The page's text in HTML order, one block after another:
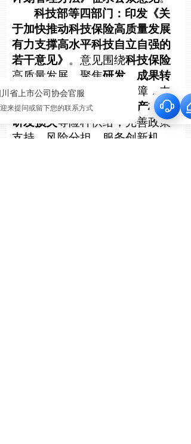
科技部等四部门：印发《关
于加快推动科技保险高质量发展
有力支撑高水平科技自立自强的
若干意见》 。意见围绕科技保险
高质量发展，聚焦研发、成果转
化、产业化全链条风险保障，丰
富首台套、首批次、知识产权、
研发损失 等险种供给，完善政策
支持、风险分担、服务创新机